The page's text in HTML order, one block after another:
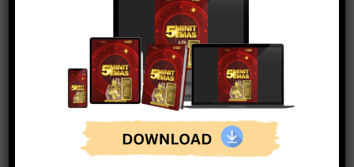
Diberi amanah sebagai
speaker di Seminar Kaya
Dengan Emas Dungun
Terengganu